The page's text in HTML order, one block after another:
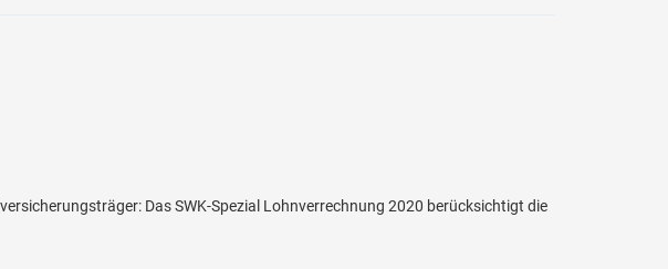
Das SWK-Spezial Lohnverrechnung 2020 berücksichtigt die